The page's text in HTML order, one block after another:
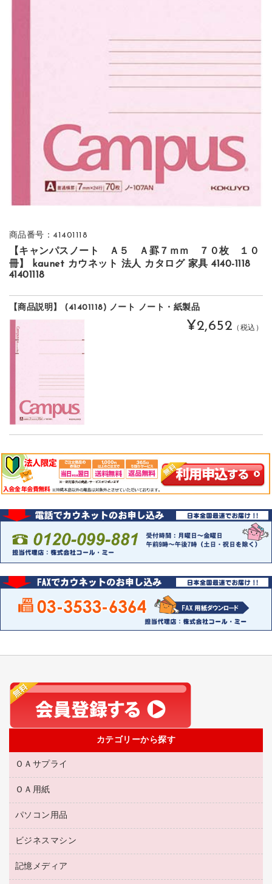
商品番号：41401118
【キャンパスノート Ａ５ Ａ罫７ｍｍ ７０枚 １０
冊】 kaunet カウネット 法人 カタログ 家具 4140-1118
41401118
【商品説明】 (41401118) ノート ノート・紙製品
¥2,652 （税込）
カテゴリーから探す
ＯＡサプライ
互換インクカートリッジ
リサイクルトナー（プール方式）
リサイクルインクカートリッジ
プリンタ用リボン
ＯＡ用紙
名刺用紙
ワープロ用紙
ラベル用紙
パソコン用品
パソコン周辺機器
マウスパッド
ビジネスマシン
電話機
記憶メディア